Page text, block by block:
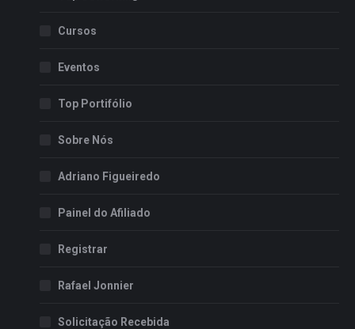
windowwindow
Cursos
Eventos
Top Portifólio
Sobre Nós
Adriano Figueiredo
Painel do Afiliado
Registrar
Rafael Jonnier
Solicitação Recebida